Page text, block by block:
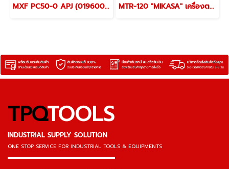
MXF PC50-0 APJ (019600964) เครื่องตบดินไร้สาย (เครื่องเปล่า) แรงการตบดิน 16KN MX FUEL MILWAUKEE (มิลวอคกี้) MTR-120 "MIKASA" เครื่องตบดินแบบกระโดด (เครื่องกระทุ้งดิน) เบนซิน 2 จังหวะ จำนวนกระแทก 550-600 ครั้ง/นาที มิกาซ่า ประเทศญี่ปุ่น
TPQTOOLS
INDUSTRIAL SUPPLY SOLUTION
ONE STOP SERVICE FOR INDUSTRIAL TOOLS & EQUIPMENTS
▬▬▬▬▬▬▬▬▬▬▬▬▬▬▬